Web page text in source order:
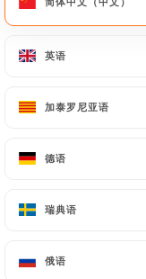
英语
加泰罗尼亚语
德语
瑞典语
俄语
主页/图库
图库
英语
加泰罗尼亚语
德语
瑞典语
俄语